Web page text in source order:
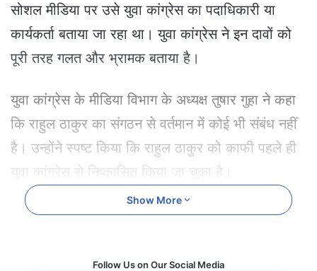
सोशल मीडिया पर उसे युवा कांग्रेस का पदाधिकारी या
कार्यकर्ता बताया जा रहा था। युवा कांग्रेस ने इन दावों को
पूरी तरह गलत और भ्रामक बताया है।
युवा कांग्रेस के मीडिया विभाग के अध्यक्ष तुषार गुहा ने कहा
कि राहुल ठाकुर का संगठन से वर्तमान में कोई भी संबंध नहीं
है। उन्होंने स्पष्ट किया कि राहुल ठाकुर को काफी पहले ही
युवा कांग्रेस से निष्कासित किया जा चुका है।
तुषार गुहा के अनुसार, राहुल ठाकुर को संगठनात्मक
संगठन के नियमों का पालन न करने के कारण राष्ट्रीय और
Show More
Follow Us on Our Social Media